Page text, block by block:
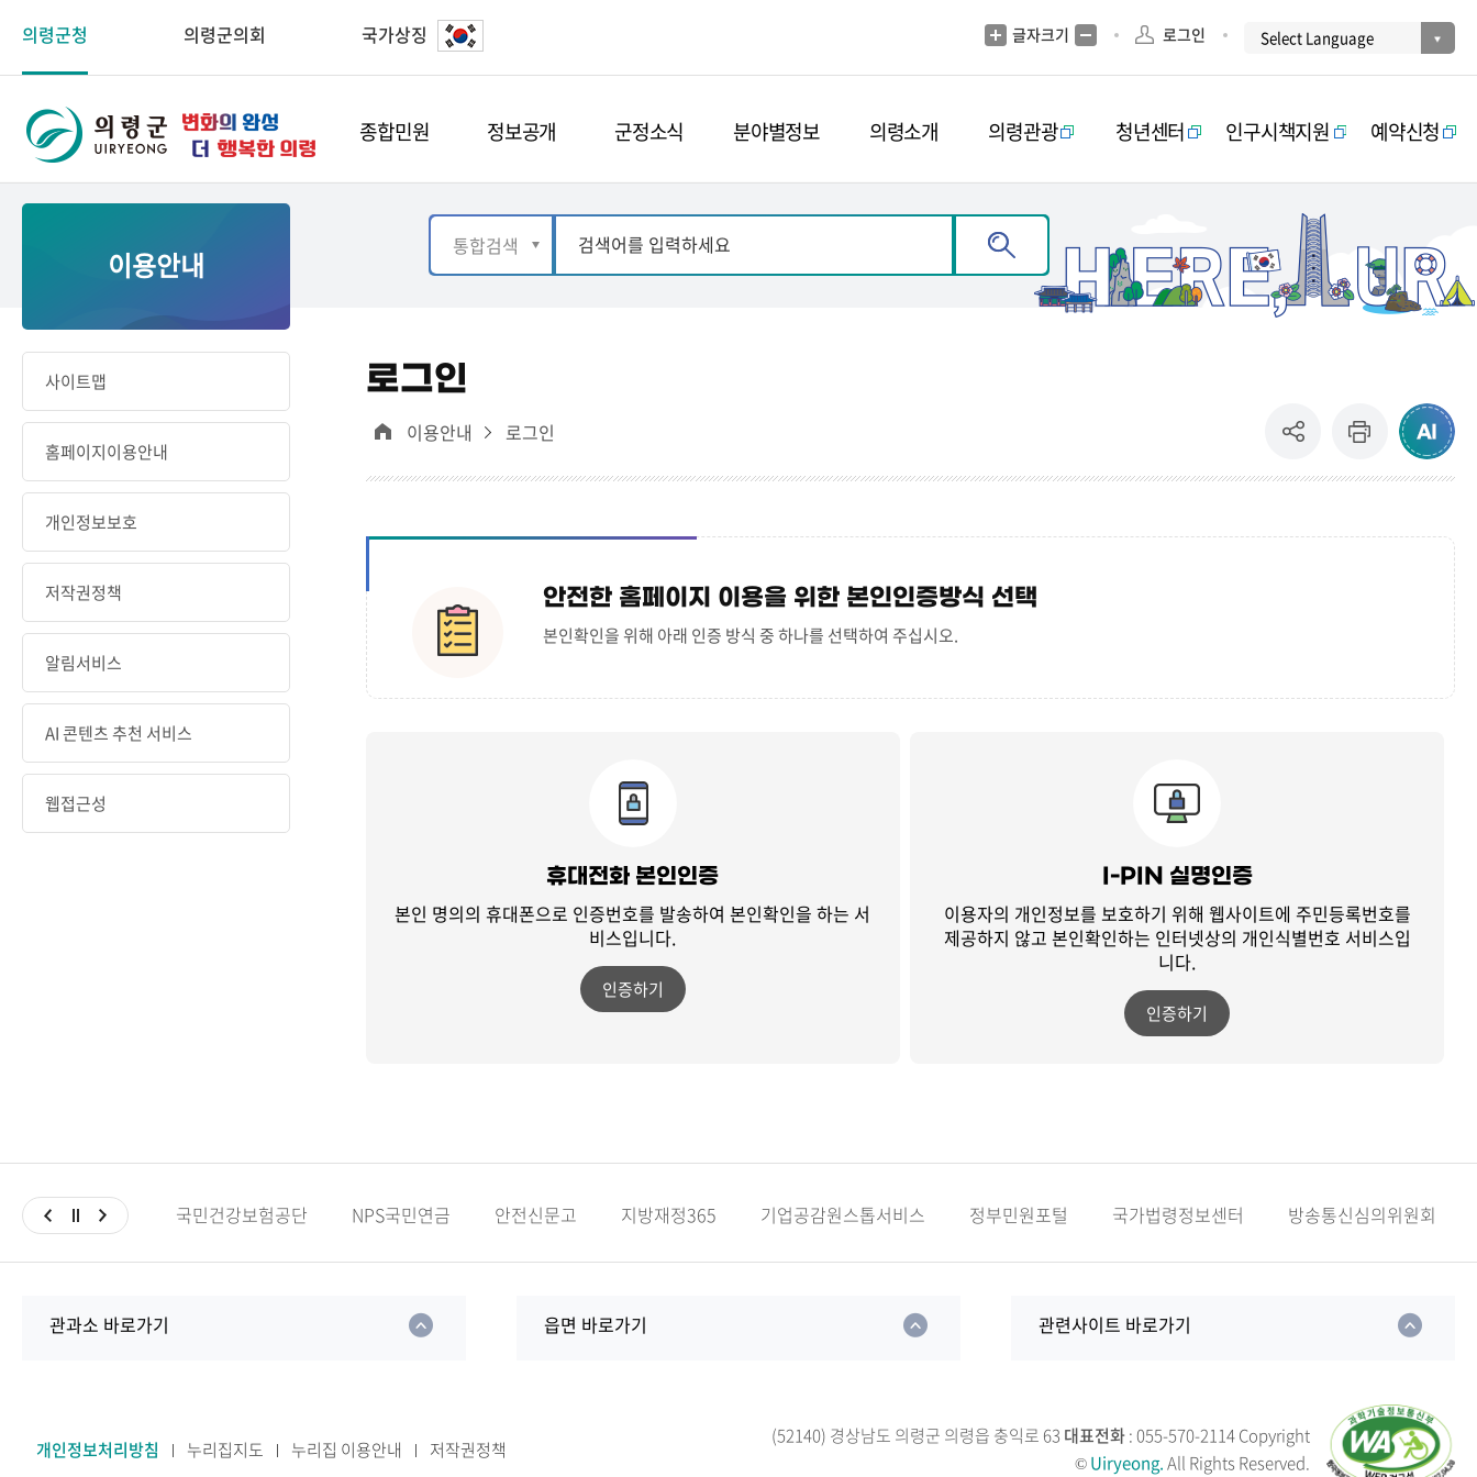
의령군청 의령군의회 국가상징 글자크기 로그인
종합민원 정보공개 군정소식 분야별정보 의령소개 의령관광 청년센터 인구시책지원 예약신청
이용안내
사이트맵
홈페이지이용안내
개인정보보호
저작권정책
알림서비스
AI 콘텐츠 추천 서비스
웹접근성
로그인
이용안내 로그인
안전한 홈페이지 이용을 위한 본인인증방식 선택
본인확인을 위해 아래 인증 방식 중 하나를 선택하여 주십시오.
휴대전화 본인인증
본인 명의의 휴대폰으로 인증번호를 발송하여본인확인을 하는 서
비스입니다.
인증하기
I-PIN 실명인증
이용자의 개인정보를 보호하기 위해 웹사이트에 주민등록번호를
제공하지 않고 본인확인하는 인터넷상의 개인식별번호 서비스입
니다.
인증하기
국민건강보험공단 NPS국민연금 안전신문고 지방재정365 기업공감원스톱서비스 정부민원포털 국가법령정보센터 방송통신심의위원회
관과소 바로가기 읍면 바로가기 관련사이트 바로가기
개인정보처리방침 누리집지도 누리집 이용안내 저작권정책
(52140) 경상남도 의령군 의령읍 충익로 63 대표전화: 055-570-2114Copyright
©Uiryeong.All Rights Reserved.